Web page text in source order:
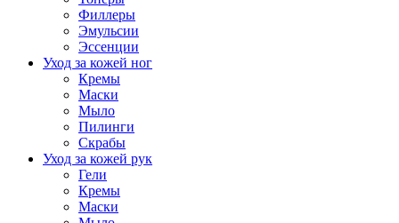
Филлеры
Эмульсии
Эссенции
Уход за кожей ног
Кремы
Маски
Мыло
Пилинги
Скрабы
Уход за кожей рук
Гели
Кремы
Маски